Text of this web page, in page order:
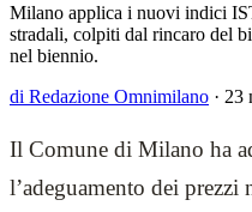
Milano applica i nuovi indici
stradali, colpiti dal rincaro del
nel biennio.
di Redazione Omnimilano · 23
Il Comune di Milano ha
l’adeguamento dei